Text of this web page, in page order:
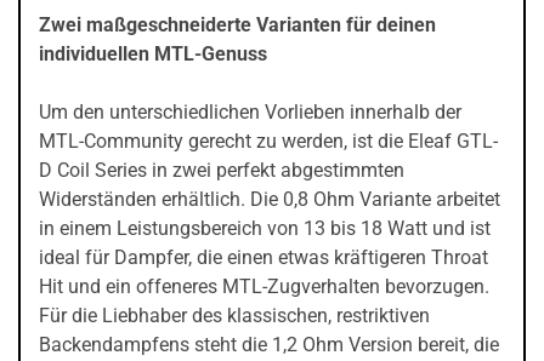
Zwei maßgeschneiderte Varianten für deinen
individuellen MTL-Genuss
Um den unterschiedlichen Vorlieben innerhalb der
MTL-Community gerecht zu werden, ist die Eleaf GTL-
D Coil Series in zwei perfekt abgestimmten
Widerständen erhältlich. Die 0,8 Ohm Variante arbeitet
in einem Leistungsbereich von 13 bis 18 Watt und ist
ideal für Dampfer, die einen etwas kräftigeren Throat
Hit und ein offeneres MTL-Zugverhalten bevorzugen.
Für die Liebhaber des klassischen, restriktiven
Backendampfens steht die 1,2 Ohm Version bereit, die